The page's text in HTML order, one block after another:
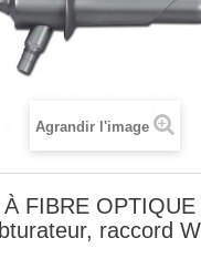
Agrandir l'image
À FIBRE
raccord